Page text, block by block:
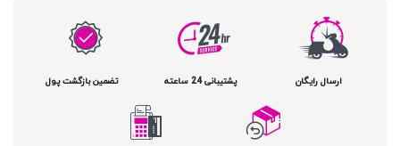
ارسال رایگان پشتیبانی 24 ساعته تضمین بازگشت پول